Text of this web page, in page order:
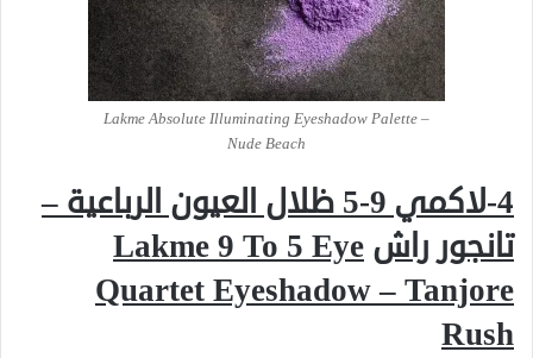
Lakme Absolute Illuminating Eyeshadow Palette –
Nude Beach
4-لاكمي 9-5 ظلال العيون الرباعية –
تانجور راش Lakme 9 To 5 Eye
Quartet Eyeshadow – Tanjore
Rush